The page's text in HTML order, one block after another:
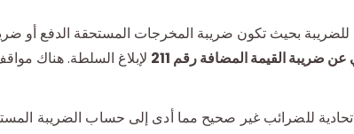
بحيث تكون ضريبة المخرجات المستحقة الدفع أو
ضريبة القيمة المضافة رقم 211
لإبلاغ السلطة. هناك
للضرائب غير صحيح مما أدى إلى حساب الضريبة